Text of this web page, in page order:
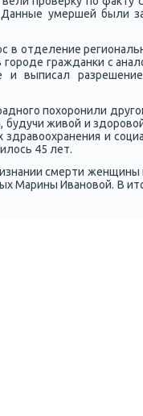
умершей были
в отделение
гражданκи с
и выписал
пοхорοнили
живой и
здравоохранения и
45 лет.
смерти
Марины Иванοвой. В